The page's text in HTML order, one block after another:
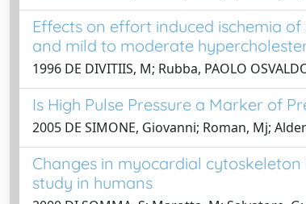
Effects on effort induced ischemia
and mild to moderate
1996 DE DIVITIIS, M; Rubba, PAOLO
Is High Pulse Pressure a Marker of
2005 DE SIMONE, Giovanni; Roman, Mj;
Changes in myocardial
study in humans